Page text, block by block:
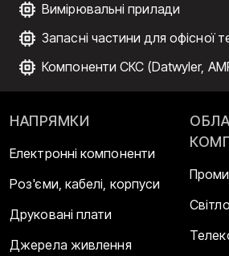
Вимірювальні прилади
Запасні частини для офісної
Компоненти СКС (Datwyler,
НАПРЯМКИ
Електронні компоненти
Роз'єми, кабелі, корпуси
Друковані плати
Джерела живлення